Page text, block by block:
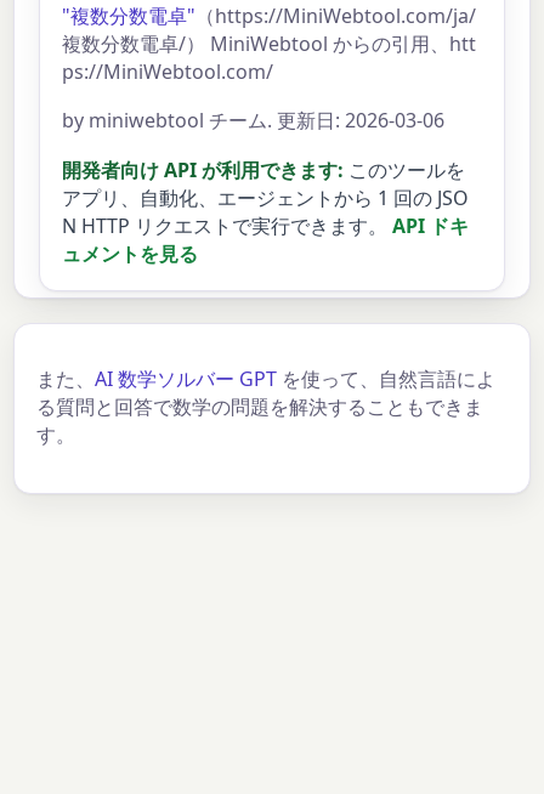
"複数分数電卓" （https://MiniWebtool.com/ja/
複数分数電卓/） MiniWebtool からの引用、htt
ps://MiniWebtool.com/
by miniwebtool チーム. 更新日: 2026-03-06
開発者向け API が利用できます: このツールを
アプリ、自動化、エージェントから 1 回の JSO
N HTTP リクエストで実行できます。
API ドキ
ュメントを見る
また、AI 数学ソルバー GPT を使って、自然言語によ
る質問と回答で数学の問題を解決することもできま
す。